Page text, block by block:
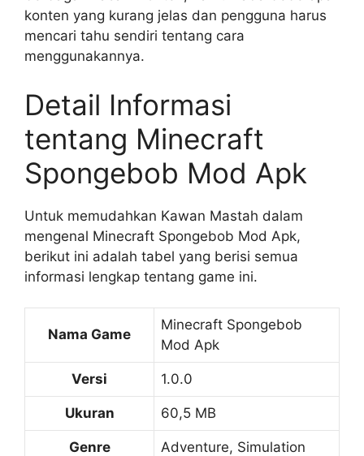
konten yang kurang jelas dan pengguna harus
mencari tahu sendiri tentang cara
menggunakannya.
Detail Informasi
tentang Minecraft
Spongebob Mod Apk
Untuk memudahkan Kawan Mastah dalam
mengenal Minecraft Spongebob Mod Apk,
berikut ini adalah tabel yang berisi semua
informasi lengkap tentang game ini.
Nama Game
Minecraft Spongebob
Mod Apk
Versi 1.0.0
Ukuran 60,5 MB
Genre Adventure, Simulation